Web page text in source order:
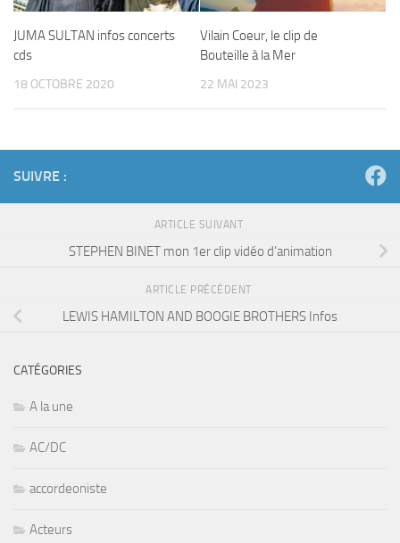
JUMA SULTAN infos concerts
cds
18 OCTOBRE 2020
Vilain Coeur, le clip de
Bouteille à la Mer
22 MAI 2023
SUIVRE :
ARTICLE SUIVANT
STEPHEN BINET mon 1er clip vidéo d’animation
ARTICLE PRÉCÉDENT
LEWIS HAMILTON AND BOOGIE BROTHERS Infos
CATÉGORIES
A la une
AC/DC
accordeoniste
Acteurs